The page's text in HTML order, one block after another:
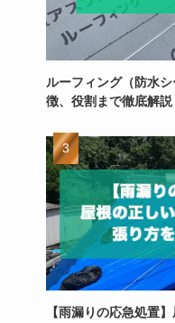
ルーフィング（防水
徴、役割まで徹底解説
【雨漏りの応急処置